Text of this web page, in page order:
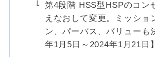
第4段階 HSS型HSPのコン
えなおして変更。ミッショ
ン、パーパス、バリューも
年1月5日～2024年1月21日】